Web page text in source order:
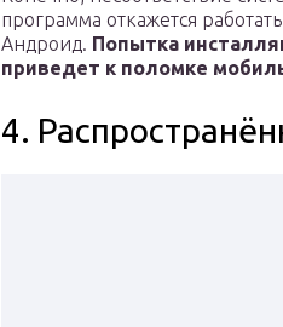
программа откажется
Андроид. Попытка
приведет к поломке
4.